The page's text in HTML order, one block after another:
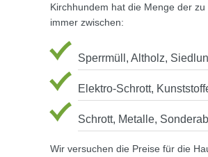
Kirchhundem hat die Menge der
immer zwischen:
Sperrmüll, Altholz,
Elektro-Schrott,
Schrott, Metalle,
Wir versuchen die Preise für die